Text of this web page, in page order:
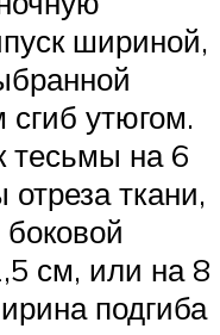
шириной,
утюгом.
тесьмы на 6
ткани,
см, или на 8
подгиба